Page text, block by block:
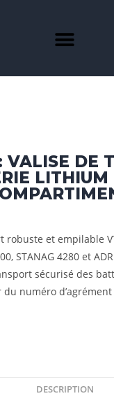
VALISE DE
LITHIUM
robuste et empilable
STANAG 4280 et
sécurisé des
du numéro
DESCRIPTION